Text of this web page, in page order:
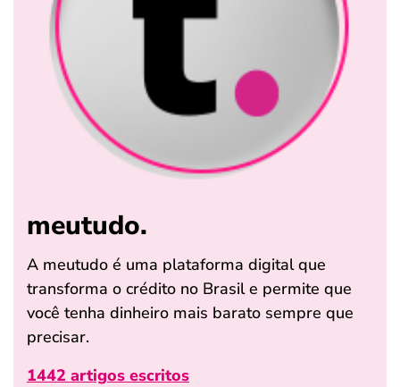
meutudo.
A meutudo é uma plataforma digital que
transforma o crédito no Brasil e permite que
você tenha dinheiro mais barato sempre que
precisar.
1442 artigos escritos